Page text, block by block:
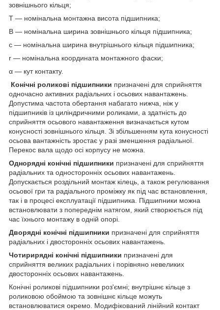
зовнішнього кільця;
T — номінальна монтажна висота підшипника;
B — номінальна ширина зовнішнього кільця підшипника;
c — номінальна ширина внутрішнього кільця підшипника;
r — номінальна координата монтажного фаски;
α — кут контакту.
Конічні роликові підшипники призначені для сприйняття
одночасно активних радіальних і осьових навантажень.
Допустима частота обертання набагато нижча, ніж у
підшипників із циліндричними роликами, а здатність до
сприйняття осьового навантаження визначається кутом
конусності зовнішнього кільця. Зі збільшенням кута конусності
осьова вантажність зростає у разі зменшення радіальної.
Перекос вала щодо осі корпусу не можна.
Однорядні конічні підшипники призначені для сприйняття
радіальних та односторонніх осьових навантажень.
Допускається роздільний монтаж кілець, а також регулювання
осьової гри та радіального проміжку як під час встановлення,
так і в процесі експлуатації підшипника. Підшипники можна
встановлювати з попереднім натягом, який створюється під
час їхнього монтажу в одній опорі.
Дворядні конічні підшипники призначені для сприйняття
радіальних і двосторонніх осьових навантажень.
Чотирирядні конічні підшипники призначені для
сприйняття великих радіальних і порівняно невеликих
двосторонніх осьових навантажень.
Конічні роликові підшипники роз'ємні; внутрішнє кільце з
роликовою обоймою та зовнішнє кільце можуть
встановлюватися окремо. Модифікований лінійний контакт